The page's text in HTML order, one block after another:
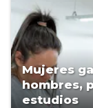
Mujeres
hombres,
estudios